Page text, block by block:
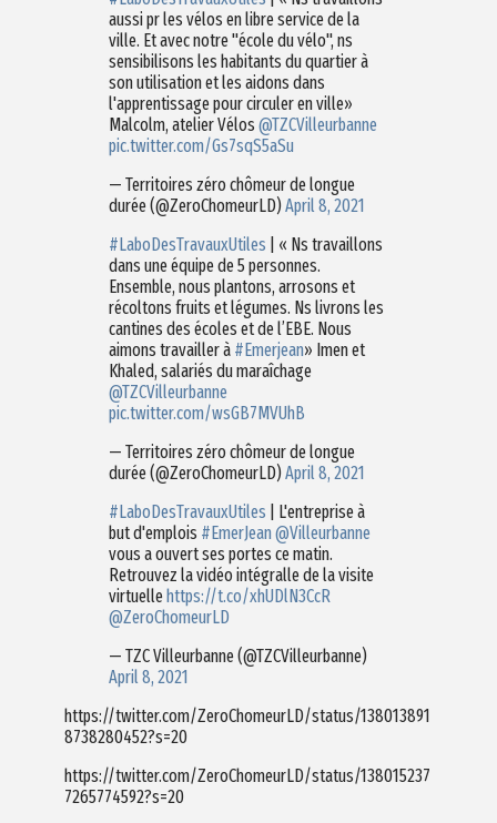
aussi pr les vélos en libre service de la
ville. Et avec notre "école du vélo", ns
sensibilisons les habitants du quartier à
son utilisation et les aidons dans
l'apprentissage pour circuler en ville»
Malcolm, atelier Vélos @TZCVilleurbanne
pic.twitter.com/Gs7sqS5aSu
— Territoires zéro chômeur de longue
durée (@ZeroChomeurLD)April 8, 2021
#LaboDesTravauxUtiles | « Ns travaillons
dans une équipe de 5 personnes.
Ensemble, nous plantons, arrosons et
récoltons fruits et légumes. Ns livrons les
cantines des écoles et de l’EBE. Nous
aimons travailler à #Emerjean» Imen et
Khaled, salariés du maraîchage
@TZCVilleurbanne
pic.twitter.com/wsGB7MVUhB
— Territoires zéro chômeur de longue
durée (@ZeroChomeurLD)April 8, 2021
#LaboDesTravauxUtiles | L'entreprise à
but d'emplois #EmerJean @Villeurbanne
vous a ouvert ses portes ce matin.
Retrouvez la vidéo intégralle de la visite
virtuellehttps://t.co/xhUDlN3CcR
@ZeroChomeurLD
— TZC Villeurbanne (@TZCVilleurbanne)
April 8, 2021
https://twitter.com/ZeroChomeurLD/status/138013891
8738280452?s=20
https://twitter.com/ZeroChomeurLD/status/138015237
7265774592?s=20